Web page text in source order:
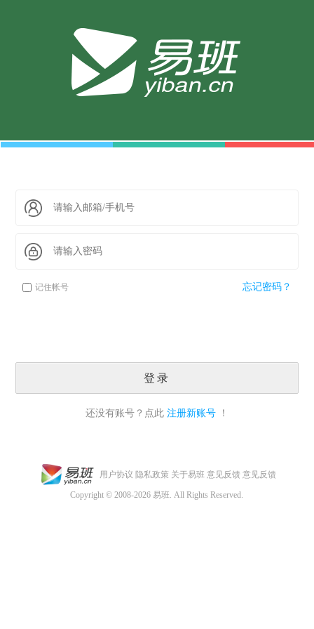
记住帐号 忘记密码？
登录
还没有账号？点此 注册新账号 ！
用户协议 隐私政策 关于易班 意见反馈 意见反馈
Copyright © 2008-2026 易班. All Rights Reserved.